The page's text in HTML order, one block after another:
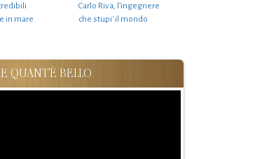
in mare
Carlo Riva, l’ingegnere
che stupi' il mondo
QUANT'È BELLO